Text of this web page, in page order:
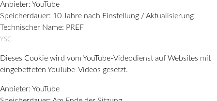
Anbieter: YouTube
Speicherdauer: 10 Jahre nach Einstellung / Aktualisierung
Technischer Name: PREF
YSC
Dieses Cookie wird vom YouTube-Videodienst auf Websites mit
eingebetteten YouTube-Videos gesetzt.
Anbieter: YouTube